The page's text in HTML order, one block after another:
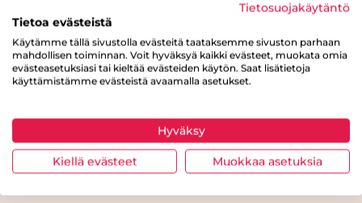
Hiilihydraatteja
josta sokereita g
Kuitua
Suolaa 0.7 g
Tietosuojakäytäntö
Tietoa evästeistä
Käytämme tällä sivustolla evästeitä taataksemme sivuston parhaan
mahdollisen toiminnan. Voit hyväksyä kaikki evästeet, muokata omia
evästeasetuksiasi tai kieltää evästeiden käytön. Saat lisätietoja
käyttämistämme evästeistä avaamalla asetukset.
Hyväksy
Kiellä evästeet Muokkaa asetuksia